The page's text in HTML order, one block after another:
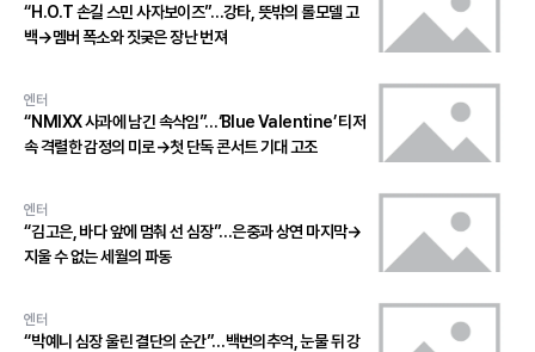
“H.O.T 손길 스민 사자보이즈”…강타, 뜻밖의 롤모델 고
백→멤버 폭소와 짓궂은 장난 번져
엔터
“NMIXX 사과에 남긴 속삭임”…‘Blue Valentine’ 티저
속 격렬한 감정의 미로→첫 단독 콘서트 기대 고조
엔터
“김고은, 바다 앞에 멈춰 선 심장”…은중과 상연 마지막→
지울 수 없는 세월의 파동
엔터
“박예니 심장 울린 결단의 순간”…백번의추억, 눈물 뒤 강